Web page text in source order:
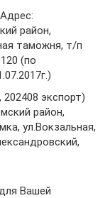
район,
таможня, т/п
(по
экспорт)
район,
ул.Вокзальная,
Вашей